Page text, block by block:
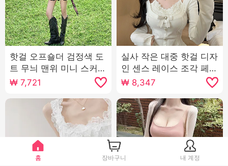
핫걸 오프숄더 검정색 도
트 무늬 맨위 미니 스커트
세트 스트랩 체크무늬 꽃
밭 반신 스커트 레트로 체
크 스커트
₩7,721
실사 작은 대중 핫걸 디자
인 센스 레이스 조각 페이
크 레이어드 프랑스식 나
비 매듭 몸매 가꾸기 긴팔
맨위
₩ 8,347
홈 장바구니 내 계정